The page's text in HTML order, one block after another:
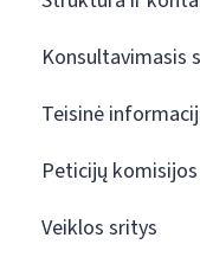
Konsultavimasis
Teisinė
Peticijų
Veiklos sritys